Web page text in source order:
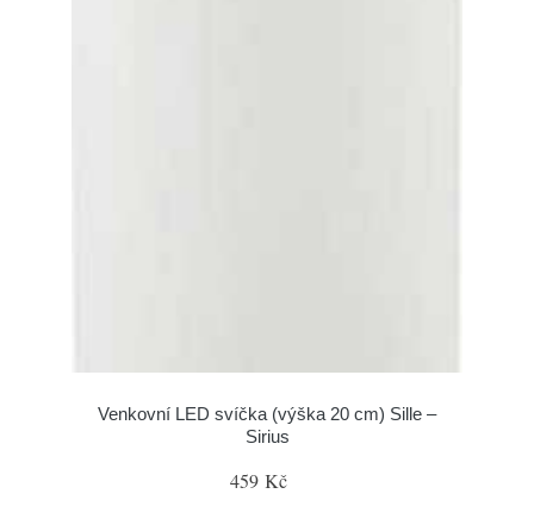
Venkovní LED svíčka (výška 20 cm) Sille –
Sirius
459 Kč